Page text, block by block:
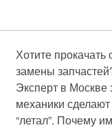
Хотите
замены
Эксперт в
механики
“летал”. Почему